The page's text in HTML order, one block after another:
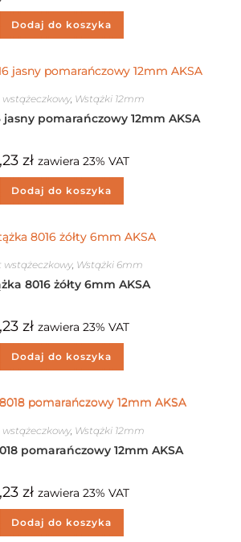
Dodaj do koszyka
, Wstążki 12mm
jasny pomarańczowy 12mm AKSA
zł zawiera 23% VAT
Dodaj do koszyka
wstążeczkowy, Wstążki 6mm
8016 żółty 6mm AKSA
zł zawiera 23% VAT
Dodaj do koszyka
, Wstążki 12mm
pomarańczowy 12mm AKSA
zł zawiera 23% VAT
Dodaj do koszyka